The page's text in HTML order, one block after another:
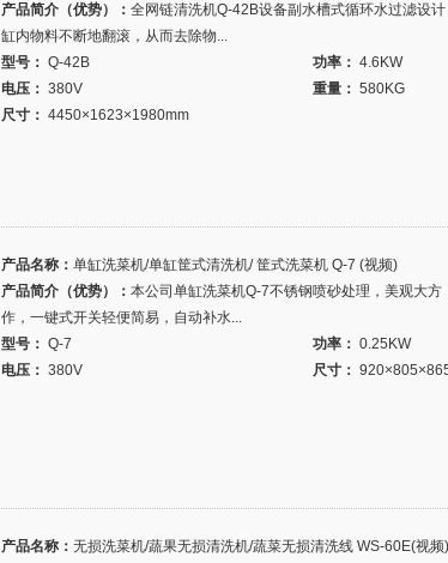
产品简介（优势）： 全网链清洗机Q-42B设备副水槽式循环水过滤设
缸内物料不断地翻滚，从而去除物...
型号： Q-42B 功率： 4.6KW
电压： 380V 重量： 580KG
尺寸： 4450×1623×1980mm
产品名称： 单缸洗菜机/单缸筐式清洗机/ 筐式洗菜机 Q-7 (视频)
产品简介（优势）： 本公司单缸洗菜机Q-7不锈钢喷砂处理，美观大
作，一键式开关轻便简易，自动补水...
型号： Q-7 功率： 0.25KW
电压： 380V 尺寸：
产品名称： 无损洗菜机/蔬果无损清洗机/蔬菜无损清洗线 WS-60E(视频)